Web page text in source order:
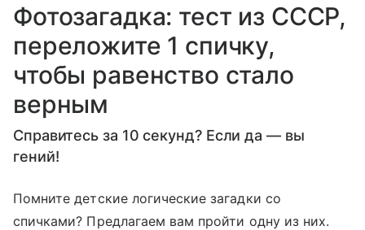
Фотозагадка: тест из СССР,
переложите 1 спичку,
чтобы равенство стало
верным
Справитесь за 10 секунд? Если да — вы
гений!
Помните детские логические загадки со
спичками? Предлагаем вам пройти одну из них.